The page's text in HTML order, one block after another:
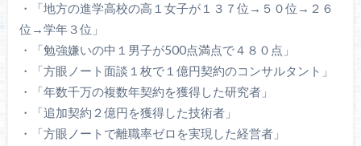
・「地方の進学高校の高１女子が１３７位→５０位→２６
位→学年３位」
・「勉強嫌いの中１男子が500点満点で４８０点」
・「方眼ノート面談１枚で１億円契約のコンサルタント」
・「年数千万の複数年契約を獲得した研究者」
・「追加契約２億円を獲得した技術者」
・「方眼ノートで離職率ゼロを実現した経営者」